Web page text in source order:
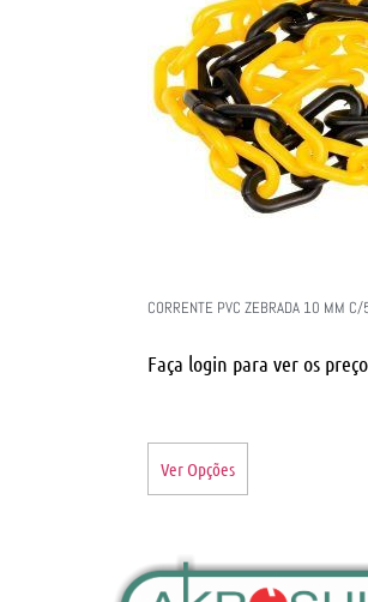
CORRENTE PVC ZEBRADA 10 MM
Faça login para ver os
Ver Opções